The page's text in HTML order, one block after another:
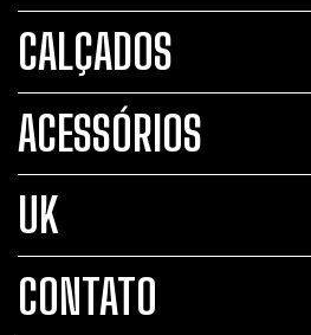
CALÇADOS
ACESSÓRIOS
UK
CONTATO